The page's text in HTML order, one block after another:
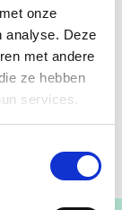
onze
analyse. Deze
met andere
ze hebben
services.